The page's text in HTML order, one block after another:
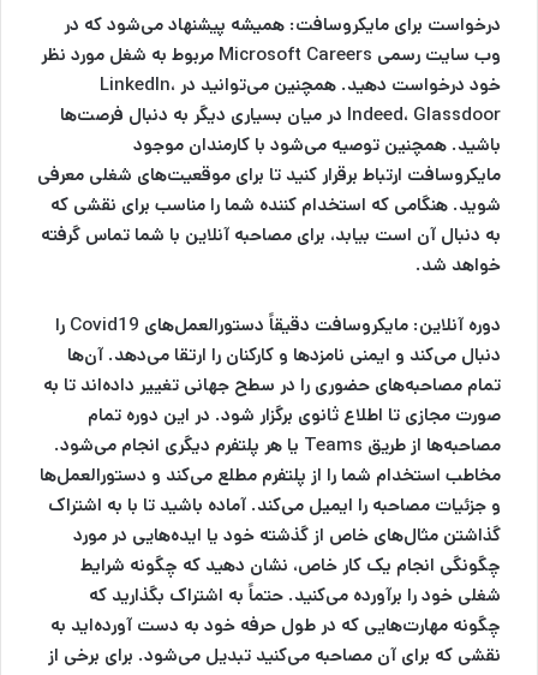
درخواست برای مایکروسافت: همیشه پیشنهاد می‌شود که در
وب سایت رسمی Microsoft Careers مربوط به شغل مورد نظر
خود درخواست دهید. همچنین می‌توانید در LinkedIn،
Indeed، Glassdoor در میان بسیاری دیگر به دنبال فرصت‌ها
باشید. همچنین توصیه می‌شود با کارمندان موجود
مایکروسافت ارتباط برقرار کنید تا برای موقعیت‌های شغلی معرفی
شوید. هنگامی که استخدام کننده شما را مناسب برای نقشی که
به دنبال آن است بیابد، برای مصاحبه آنلاین با شما تماس گرفته
خواهد شد.
دوره آنلاین:
مایکروسافت دقیقاً دستورالعمل‌های Covid19 را
دنبال می‌کند و ایمنی نامزدها و کارکنان را ارتقا می‌دهد. آن‌ها
تمام مصاحبه‌های حضوری را در سطح جهانی تغییر داده‌اند تا به
صورت مجازی تا اطلاع ثانوی برگزار شود. در این دوره تمام
مصاحبه‌ها از طریق Teams یا هر پلتفرم دیگری انجام می‌شود.
مخاطب استخدام شما را از پلتفرم مطلع می‌کند و دستورالعمل‌ها
و جزئیات مصاحبه را ایمیل می‌کند. آماده باشید تا با به اشتراک
گذاشتن مثال‌های خاص از گذشته خود یا ایده‌هایی در مورد
چگونگی انجام یک کار خاص، نشان دهید که چگونه شرایط
شغلی خود را برآورده می‌کنید. حتماً به اشتراک بگذارید که
چگونه مهارت‌هایی که در طول حرفه خود به دست آورده‌اید به
نقشی که برای آن مصاحبه می‌کنید تبدیل می‌شود. برای برخی از